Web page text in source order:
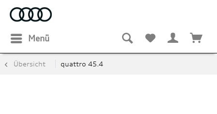
Menü
Übersicht quattro 45.4